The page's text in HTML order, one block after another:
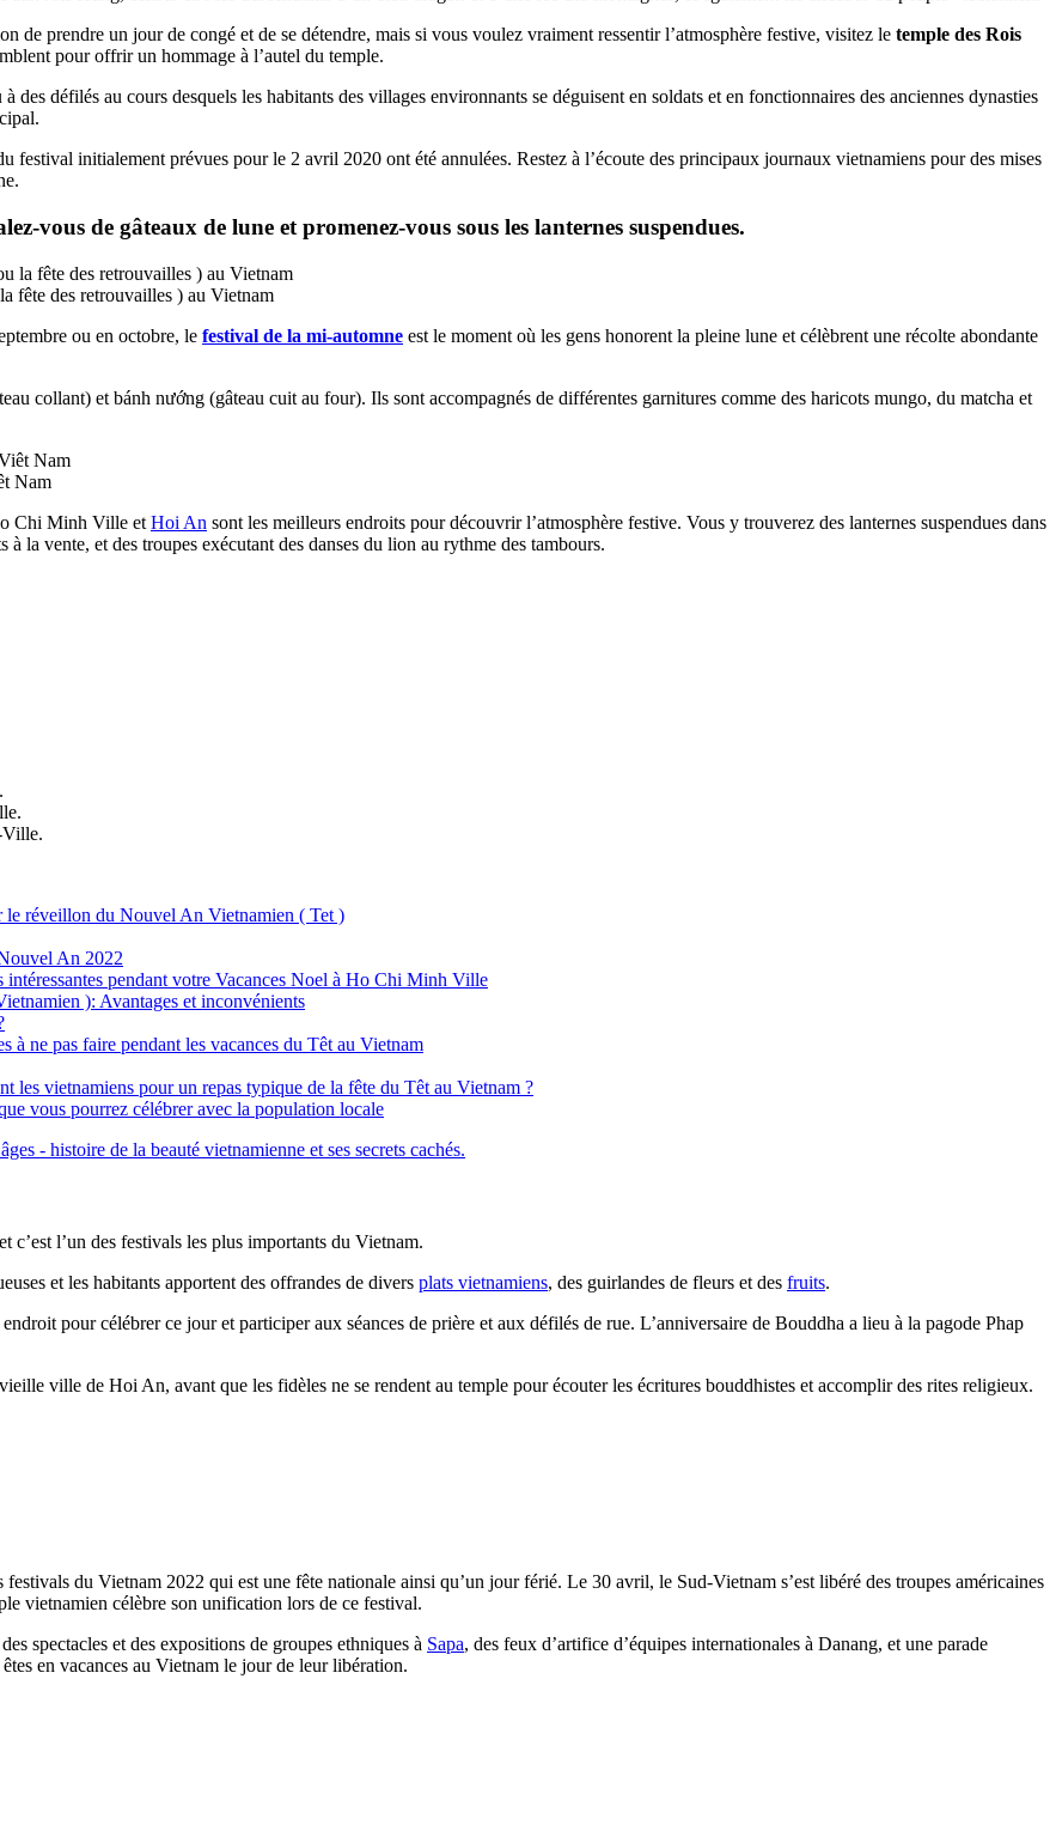
de prendre un jour de congé et de se détendre, mais si vous voulez vraiment ressentir l’atmosphère festive, visitez le temple des Rois
pour offrir un hommage à l’autel du temple.
des défilés au cours desquels les habitants des villages environnants se déguisent en soldats et en fonctionnaires des anciennes dynasties
initialement prévues pour le 2 avril 2020 ont été annulées. Restez à l’écoute des principaux journaux vietnamiens pour des mises
vous de gâteaux de lune et promenez-vous sous les lanternes suspendues.
fête des retrouvailles ) au Vietnam
ou en octobre, le festival de la mi-automne est le moment où les gens honorent la pleine lune et célèbrent une récolte abondante
collant) et bánh nướng (gâteau cuit au four). Ils sont accompagnés de différentes garnitures comme des haricots mungo, du matcha et
Nam
Chi Minh Ville et Hoi An sont les meilleurs endroits pour découvrir l’atmosphère festive. Vous y trouverez des lanternes suspendues dans
la vente, et des troupes exécutant des danses du lion au rythme des tambours.
réveillon du Nouvel An Vietnamien ( Tet )
An 2022
pendant votre Vacances Noel à Ho Chi Minh Ville
): Avantages et inconvénients
à ne pas faire pendant les vacances du Têt au Vietnam
les vietnamiens pour un repas typique de la fête du Têt au Vietnam ?
vous pourrez célébrer avec la population locale
- histoire de la beauté vietnamienne et ses secrets cachés.
c’est l’un des festivals les plus importants du Vietnam.
et les habitants apportent des offrandes de divers plats vietnamiens, des guirlandes de fleurs et des fruits.
pour célébrer ce jour et participer aux séances de prière et aux défilés de rue. L’anniversaire de Bouddha a lieu à la pagode Phap
ville de Hoi An, avant que les fidèles ne se rendent au temple pour écouter les écritures bouddhistes et accomplir des rites religieux.
du Vietnam 2022 qui est une fête nationale ainsi qu’un jour férié. Le 30 avril, le Sud-Vietnam s’est libéré des troupes américaines
vietnamien célèbre son unification lors de ce festival.
spectacles et des expositions de groupes ethniques à Sapa, des feux d’artifice d’équipes internationales à Danang, et une parade
en vacances au Vietnam le jour de leur libération.